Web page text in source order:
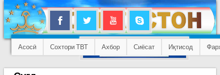
Асосӣ Сохтори ТВТ Ахбор Сиёсат Иқтисод